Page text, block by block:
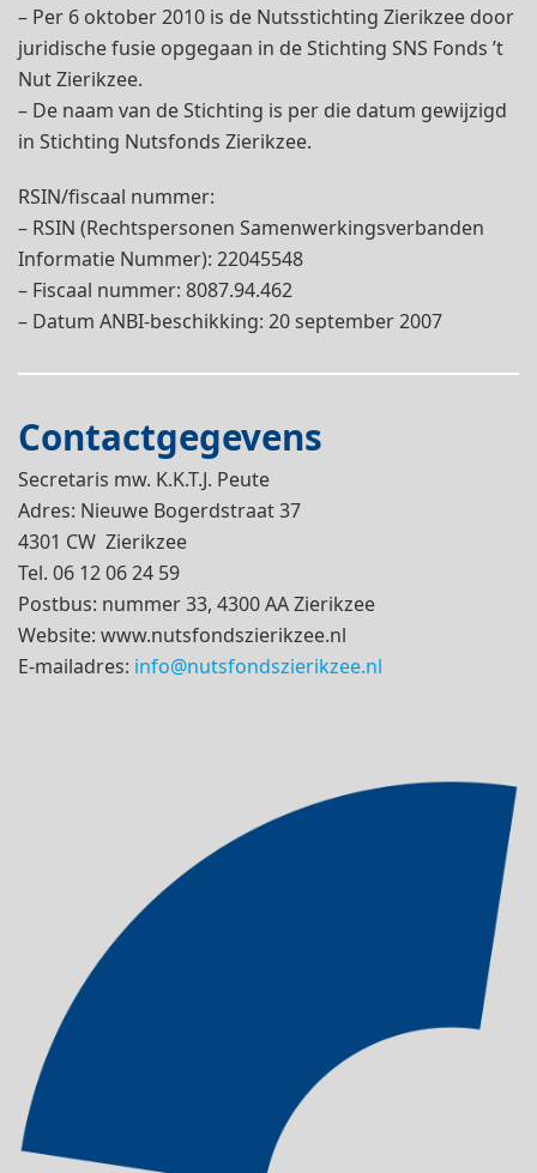
– Per 6 oktober 2010 is de Nutsstichting Zierikzee door
juridische fusie opgegaan in de Stichting SNS Fonds ’t
Nut Zierikzee.
– De naam van de Stichting is per die datum gewijzigd
in Stichting Nutsfonds Zierikzee.
RSIN/fiscaal nummer:
– RSIN (Rechtspersonen Samenwerkingsverbanden
Informatie Nummer): 22045548
– Fiscaal nummer: 8087.94.462
– Datum ANBI-beschikking: 20 september 2007
Contactgegevens
Secretaris mw. K.K.T.J. Peute
Adres: Nieuwe Bogerdstraat 37
4301 CW Zierikzee
Tel. 06 12 06 24 59
Postbus: nummer 33, 4300 AA Zierikzee
Website: www.nutsfondszierikzee.nl
E-mailadres: info@nutsfondszierikzee.nl